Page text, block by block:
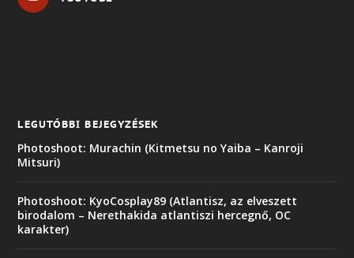
LEGUTÓBBI BEJEGYZÉSEK
Photoshoot: Murachin (Kitmetsu no Yaiba – Kanroji
Mitsuri)
Photoshoot: KyoCosplay89 (Atlantisz, az elveszett
birodalom – Nerethakida atlantiszi hercegnő, OC
karakter)